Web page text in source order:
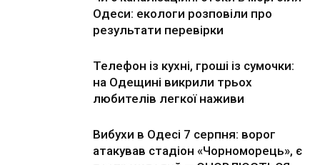
Одеси: екологи розповіли про
результати перевірки
Телефон із кухні, гроші із сумочки:
на Одещині викрили трьох
любителів легкої наживи
Вибухи в Одесі 7 серпня: ворог
атакував стадіон «Чорноморець», є